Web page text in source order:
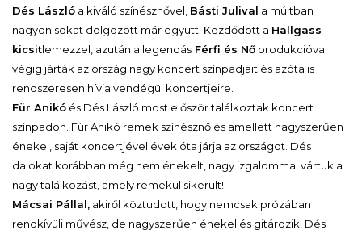
Dés László a kiváló színésznővel, Básti Julival a múltban
nagyon sokat dolgozott már együtt. Kezdődött a Hallgass
kicsitlemezzel, azután a legendás Férfi és Nő produkcióval
végig járták az ország nagy koncert színpadjait és azóta is
rendszeresen hívja vendégül koncertjeire.
Für Anikó és Dés László most először találkoztak koncert
színpadon. Für Anikó remek színésznő és amellett nagyszerűen
énekel, saját koncertjével évek óta járja az országot. Dés
dalokat korábban még nem énekelt, nagy izgalommal vártuk a
nagy találkozást, amely remekül sikerült!
Mácsai Pállal, akiről köztudott, hogy nemcsak prózában
rendkívüli művész, de nagyszerűen énekel és gitározik, Dés